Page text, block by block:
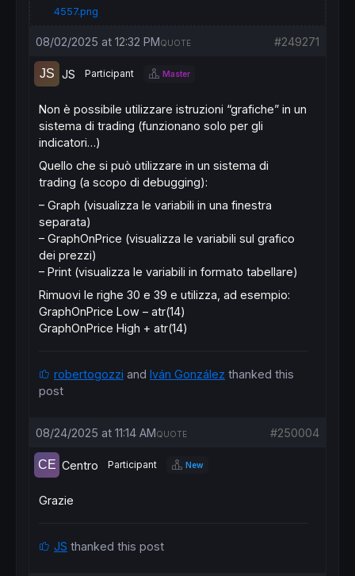
4557.png
08/02/2025 at 12:32 PM #249271
QUOTE
JS Participant Master
Non è possibile utilizzare istruzioni “grafiche” in un
sistema di trading (funzionano solo per gli
indicatori…)
Quello che si può utilizzare in un sistema di
trading (a scopo di debugging):
– Graph (visualizza le variabili in una finestra
separata)
– GraphOnPrice (visualizza le variabili sul grafico
dei prezzi)
– Print (visualizza le variabili in formato tabellare)
Rimuovi le righe 30 e 39 e utilizza, ad esempio:
GraphOnPrice Low – atr(14)
GraphOnPrice High + atr(14)
robertogozzi and Iván González thanked this
post
08/24/2025 at 11:14 AM #250004
QUOTE
Centro Participant New
Grazie
JS thanked this post